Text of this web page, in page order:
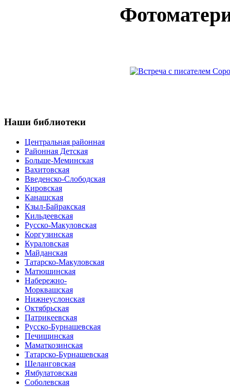
Наши библиотеки
Центральная районная
Районная Детская
Больше-Меминская
Вахитовская
Введенско-Слободская
Кировская
Канашская
Кзыл-Байракская
Кильдеевская
Русско-Макуловская
Коргузинская
Кураловская
Майданская
Татарско-Макуловская
Матюшинская
Набережно-
Морквашская
Нижнеуслонская
Октябрьская
Патрикеевская
Русско-Бурнашевская
Печищинская
Маматкозинская
Татарско-Бурнашевская
Шеланговская
Ямбулатовская
Соболевская